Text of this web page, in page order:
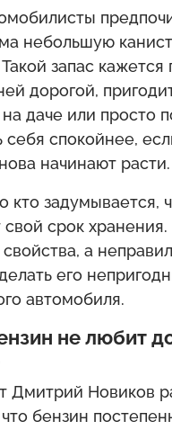
небольшую
запас
дорогой,
даче или просто
себя спокойнее,
начинают расти.
кто задумывается,
срок
а
его
автомобиля.
не любит
Дмитрий Новиков
что бензин